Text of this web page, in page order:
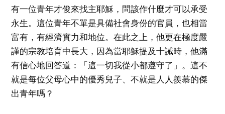
有一位青年才俊來找主耶穌，問該作什麼才可以承受
永生。這位青年不單是具備社會身份的官員，也相當
富有，有經濟實力和地位。在此之上，他更在極度嚴
謹的宗教培育中長大，因為當耶穌提及十誡時，他滿
有信心地回答道：「這一切我從小都遵守了」。這不
就是每位父母心中的優秀兒子、不就是人人羨慕的傑
出青年嗎？